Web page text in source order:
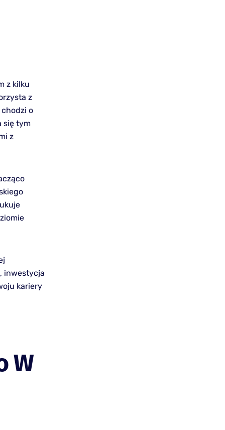
z kilku
z
chodzi o
się tym
z
inwestycja
kariery
W